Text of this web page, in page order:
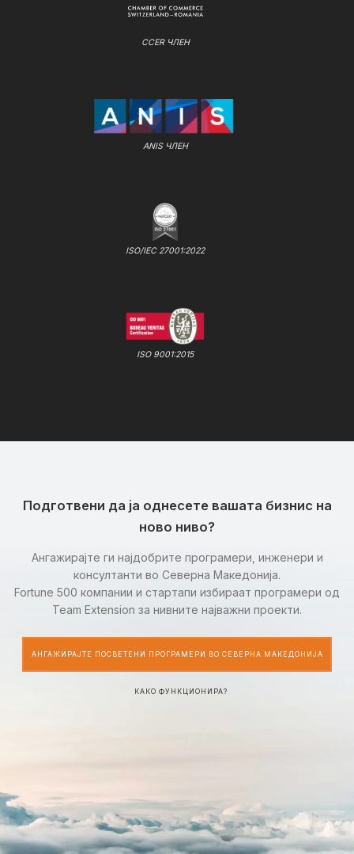
CCER ЧЛЕН
ANIS ЧЛЕН
ISO/IEC 27001:2022
ISO 9001:2015
Подготвени да ја однесете вашата бизнис на
ново ниво?
Ангажирајте ги најдобрите програмери, инженери и
консултанти во Северна Македонија.
Fortune 500 компании и стартапи избираат програмери од
Team Extension за нивните најважни проекти.
АНГАЖИРАЈТЕ ПОСВЕТЕНИ ПРОГРАМЕРИ ВО СЕВЕРНА МАКЕДОНИЈА
КАКО ФУНКЦИОНИРА?